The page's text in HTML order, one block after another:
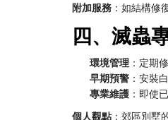
附加服務 ：如結構修
四、滅蟲
環境管理 ：定期
早期預警 ：安裝
專業維護 ：即使
個人觀點 ：郊區別墅